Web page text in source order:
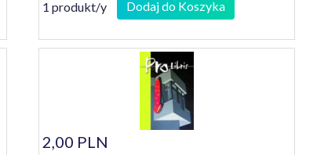
1 produkt/y Dodaj do Koszyka
2,00 PLN